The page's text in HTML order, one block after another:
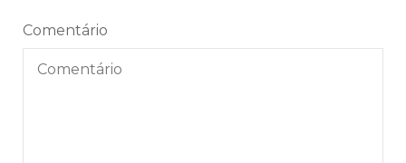
Comentário